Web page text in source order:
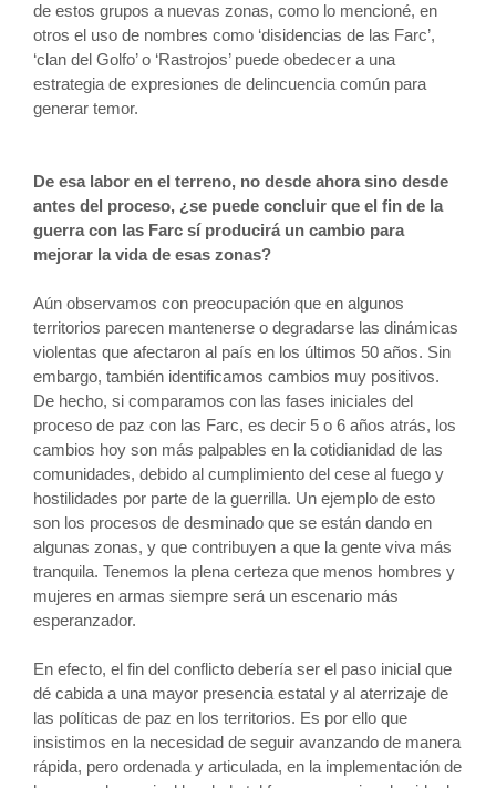
de estos grupos a nuevas zonas, como lo mencioné, en
otros el uso de nombres como ‘disidencias de las Farc’,
‘clan del Golfo’ o ‘Rastrojos’ puede obedecer a una
estrategia de expresiones de delincuencia común para
generar temor.
De esa labor en el terreno, no desde ahora sino desde
antes del proceso, ¿se puede concluir que el fin de la
guerra con las Farc sí producirá un cambio para
mejorar la vida de esas zonas?
Aún observamos con preocupación que en algunos
territorios parecen mantenerse o degradarse las dinámicas
violentas que afectaron al país en los últimos 50 años. Sin
embargo, también identificamos cambios muy positivos.
De hecho, si comparamos con las fases iniciales del
proceso de paz con las Farc, es decir 5 o 6 años atrás, los
cambios hoy son más palpables en la cotidianidad de las
comunidades, debido al cumplimiento del cese al fuego y
hostilidades por parte de la guerrilla. Un ejemplo de esto
son los procesos de desminado que se están dando en
algunas zonas, y que contribuyen a que la gente viva más
tranquila. Tenemos la plena certeza que menos hombres y
mujeres en armas siempre será un escenario más
esperanzador.
En efecto, el fin del conflicto debería ser el paso inicial que
dé cabida a una mayor presencia estatal y al aterrizaje de
las políticas de paz en los territorios. Es por ello que
insistimos en la necesidad de seguir avanzando de manera
rápida, pero ordenada y articulada, en la implementación de